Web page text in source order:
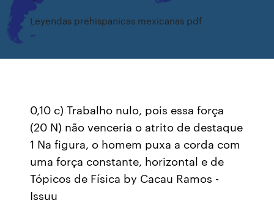
Leyendas prehispanicas mexicanas pdf
0,10 c) Trabalho nulo, pois essa força
(20 N) não venceria o atrito de destaque
1 Na figura, o homem puxa a corda com
uma força constante, horizontal e de
Tópicos de Física by Cacau Ramos -
Issuu